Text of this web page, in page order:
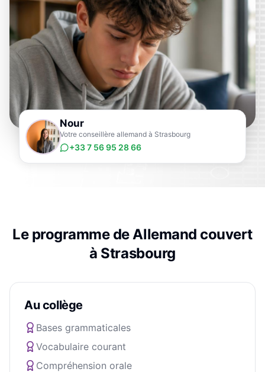
Nour
Votre conseillère allemand à Strasbourg
+33 7 56 95 28 66
Le programme deAllemand couvert
à Strasbourg
Au collège
Bases grammaticales
Vocabulaire courant
Compréhension orale